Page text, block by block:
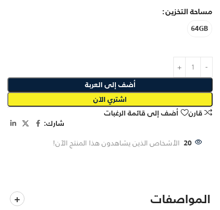
مساحة التخزين
64GB
أضف إلى العربة
اشتري الآن
قارن
أضف إلى قائمة الرغبات
شارك:
20 الأشخاص الذين يشاهدون هذا المنتج الآن!
المواصفات +